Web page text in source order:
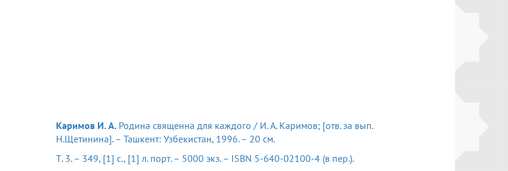
Каримов И. А. Родина священна для каждого / И. А. Каримов; [отв. за вып.
Н.Щетинина]. – Ташкент: Узбекистан, 1996. – 20 см.
Т. 3. – 349, [1] с., [1] л. порт. – 5000 экз. – ISBN 5-640-02100-4 (в пер.).